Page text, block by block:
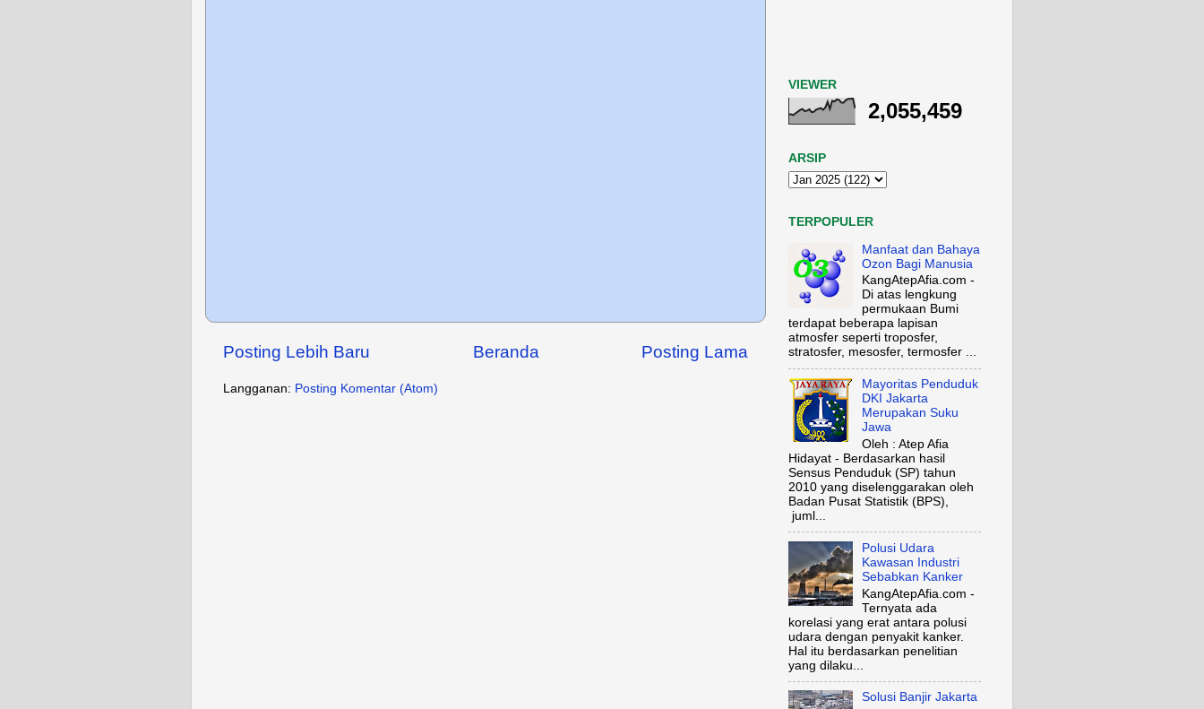
Posting Lebih Baru Posting Lama
Beranda
Langganan: Posting Komentar (Atom)
VIEWER
2,055,459
ARSIP
TERPOPULER
Manfaat dan Bahaya
Ozon Bagi Manusia
KangAtepAfia.com -
Di atas lengkung
permukaan Bumi
terdapat beberapa lapisan
atmosfer seperti troposfer,
stratosfer, mesosfer, termosfer ...
Mayoritas Penduduk
DKI Jakarta
Merupakan Suku
Jawa
Oleh : Atep Afia
Hidayat - Berdasarkan hasil
Sensus Penduduk (SP) tahun
2010 yang diselenggarakan oleh
Badan Pusat Statistik (BPS),
juml...
Polusi Udara
Kawasan Industri
Sebabkan Kanker
KangAtepAfia.com -
Ternyata ada
korelasi yang erat antara polusi
udara dengan penyakit kanker.
Hal itu berdasarkan penelitian
yang dilaku...
Solusi Banjir Jakarta